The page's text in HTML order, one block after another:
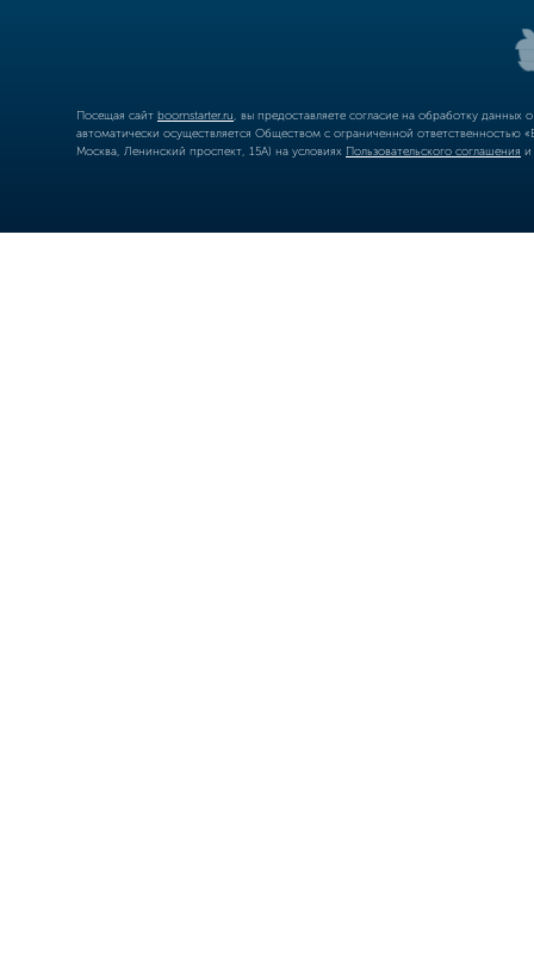
Посещая сайт boomstarter.ru , вы предоставляете согласие на обработку
автоматически осуществляется Обществом с ограниченной
Москва, Ленинский проспект, 15А) на условиях Пользовательского соглашения и